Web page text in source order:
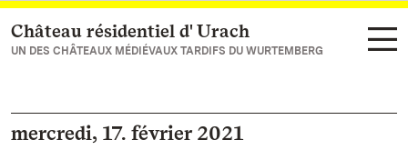
Vers la page d’accueil
Château résidentiel d' Urach
UN DES CHÂTEAUX MÉDIÉVAUX TARDIFS DU WURTEMBERG
mercredi, 17. février 2021